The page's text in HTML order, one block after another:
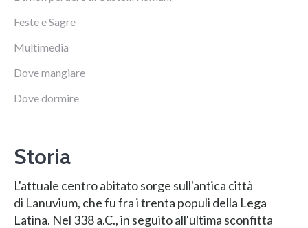
Feste e Sagre
Multimedia
Dove mangiare
Dove dormire
Storia
L'attuale centro abitato sorge sull'antica città
di Lanuvium, che fu fra i trenta populi della Lega
Latina. Nel 338 a.C., in seguito all'ultima sconfitta